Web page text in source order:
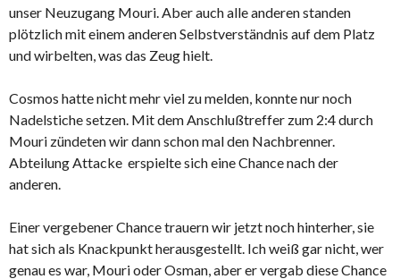
unser Neuzugang Mouri. Aber auch alle anderen standen
plötzlich mit einem anderen Selbstverständnis auf dem Platz
und wirbelten, was das Zeug hielt.
Cosmos hatte nicht mehr viel zu melden, konnte nur noch
Nadelstiche setzen. Mit dem Anschlußtreffer zum 2:4 durch
Mouri zündeten wir dann schon mal den Nachbrenner.
Abteilung Attacke erspielte sich eine Chance nach der
anderen.
Einer vergebener Chance trauern wir jetzt noch hinterher, sie
hat sich als Knackpunkt herausgestellt. Ich weiß gar nicht, wer
genau es war, Mouri oder Osman, aber er vergab diese Chance